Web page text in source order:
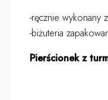
-ręcznie wykonany
-biżuteria
Pierścionek z